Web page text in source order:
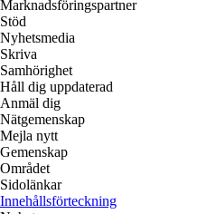
Marknadsföringspartner
Stöd
Nyhetsmedia
Skriva
Samhörighet
Håll dig uppdaterad
Anmäl dig
Nätgemenskap
Mejla nytt
Gemenskap
Området
Sidolänkar
Innehållsförteckning